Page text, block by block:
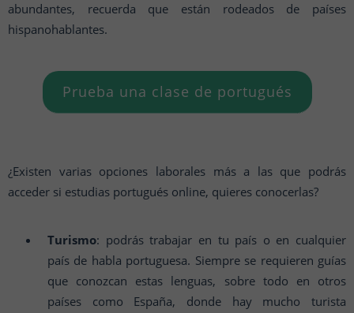
abundantes, recuerda que están rodeados de países
hispanohablantes.
Prueba una clase de portugués
¿Existen varias opciones laborales más a las que podrás
acceder si estudias portugués online, quieres conocerlas?
Turismo: podrás trabajar en tu país o en cualquier
país de habla portuguesa. Siempre se requieren guías
que conozcan estas lenguas, sobre todo en otros
países como España, donde hay mucho turista